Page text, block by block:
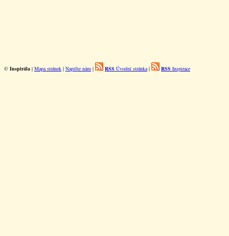
© Inspirála | Mapa stránek | Napište nám | RSS Úvodní stránka| RSS Inspirace